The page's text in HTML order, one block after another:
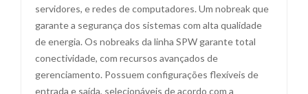
servidores, e redes de computadores. Um nobreak que
garante a segurança dos sistemas com alta qualidade
de energia. Os nobreaks da linha SPW garante total
conectividade, com recursos avançados de
gerenciamento. Possuem configurações flexíveis de
entrada e saída, selecionáveis de acordo com a